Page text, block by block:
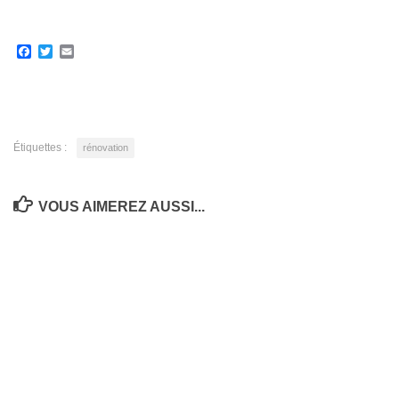
Facebook
Twitter
Étiquettes : rénovation
VOUS AIMEREZ AUSSI...